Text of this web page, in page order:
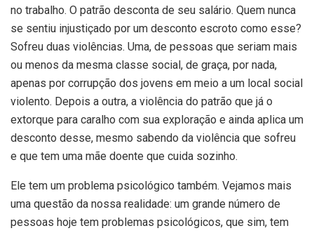
no trabalho. O patrão desconta de seu salário. Quem nunca
se sentiu injustiçado por um desconto escroto como esse?
Sofreu duas violências. Uma, de pessoas que seriam mais
ou menos da mesma classe social, de graça, por nada,
apenas por corrupção dos jovens em meio a um local social
violento. Depois a outra, a violência do patrão que já o
extorque para caralho com sua exploração e ainda aplica um
desconto desse, mesmo sabendo da violência que sofreu
e que tem uma mãe doente que cuida sozinho.
Ele tem um problema psicológico também. Vejamos mais
uma questão da nossa realidade: um grande número de
pessoas hoje tem problemas psicológicos, que sim, tem